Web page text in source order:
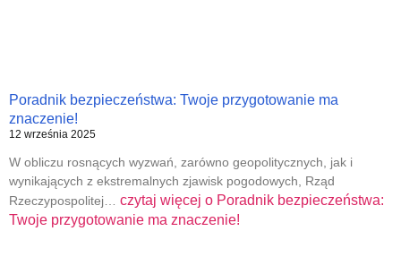
Poradnik bezpieczeństwa: Twoje przygotowanie ma
znaczenie!
12 września 2025
W obliczu rosnących wyzwań, zarówno geopolitycznych, jak i
wynikających z ekstremalnych zjawisk pogodowych, Rząd
Rzeczypospolitej… czytaj więcej o Poradnik bezpieczeństwa:
Twoje przygotowanie ma znaczenie!